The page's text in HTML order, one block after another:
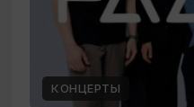
КОНЦЕРТЫ